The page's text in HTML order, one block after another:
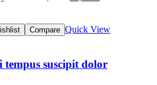
Compare Quick View
suscipit dolor